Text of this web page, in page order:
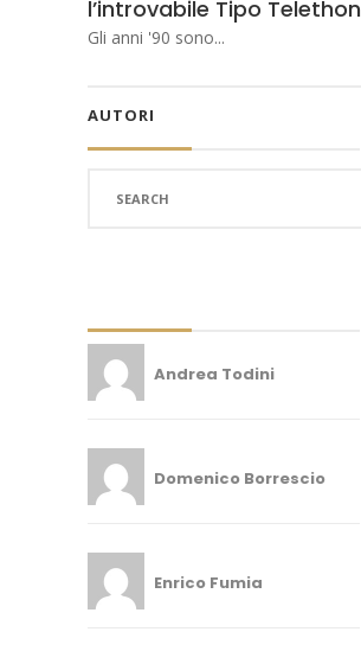
l’introvabile Tipo Telethon
Gli anni '90 sono...
AUTORI
Andrea Todini
Domenico Borrescio
Enrico Fumia